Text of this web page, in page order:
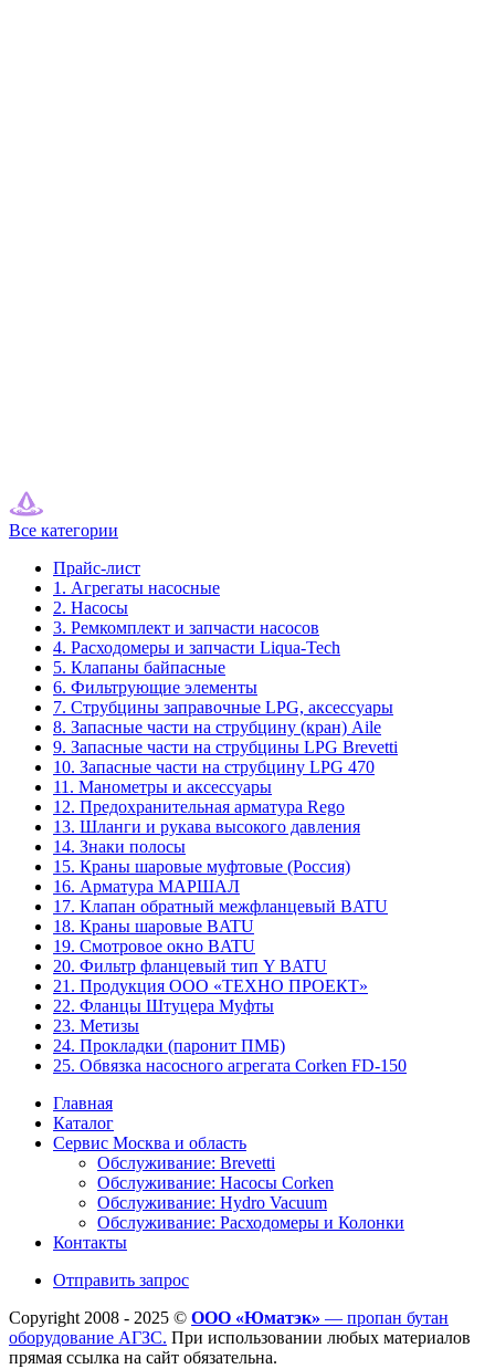
Все категории
Прайс-лист
1. Агрегаты насосные
2. Насосы
3. Ремкомплект и запчасти насосов
4. Расходомеры и запчасти Liqua-Tech
5. Клапаны байпасные
6. Фильтрующие элементы
7. Струбцины заправочные LPG, аксессуары
8. Запасные части на струбцину (кран) Aile
9. Запасные части на струбцины LPG Brevetti
10. Запасные части на струбцину LPG 470
11. Манометры и аксессуары
12. Предохранительная арматура Rego
13. Шланги и рукава высокого давления
14. Знаки полосы
15. Краны шаровые муфтовые (Россия)
16. Арматура МАРШАЛ
17. Клапан обратный межфланцевый BATU
18. Краны шаровые BATU
19. Смотровое окно BATU
20. Фильтр фланцевый тип Y BATU
21. Продукция ООО «ТЕХНО ПРОЕКТ»
22. Фланцы Штуцера Муфты
23. Метизы
24. Прокладки (паронит ПМБ)
25. Обвязка насосного агрегата Corken FD-150
Главная
Каталог
Сервис Москва и область
Обслуживание: Brevetti
Обслуживание: Насосы Corken
Обслуживание: Hydro Vacuum
Обслуживание: Расходомеры и Колонки
Контакты
Отправить запрос
Copyright 2008 - 2025 © ООО «Юматэк» — пропан бутан
оборудование АГЗС. При использовании любых материалов
прямая ссылка на сайт обязательна.